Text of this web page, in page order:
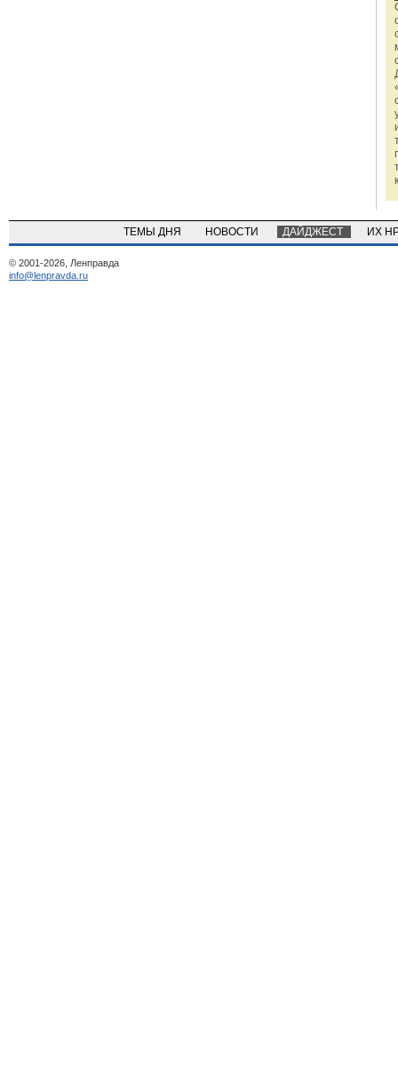
ТЕМЫ ДНЯ НОВОСТИ ДАЙДЖЕСТ ИХ
© 2001-2026, Ленправда
info@lenpravda.ru